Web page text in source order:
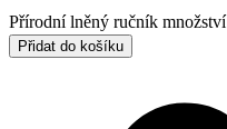
Přírodní lněný ručník množství
Přidat do košíku